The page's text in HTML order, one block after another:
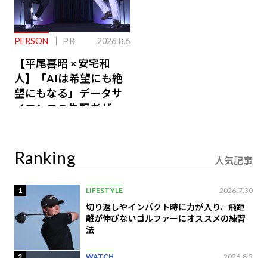
PERSON PR 2026.8.6
【平尾喜昭 × 安宅和
人】「AIは希望にも絶
望にもなる」データサ
イエンスの先駆者が語
Ranking 人気記事
1 LIFESTYLE 2026.7.30
切り返しやインパクト時に力が入り、飛距
離が伸びないゴルファーにオススメの練習
法